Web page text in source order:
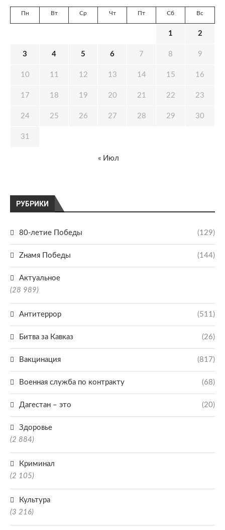
РУБРИКИ
80-летие Победы (129)
Zнамя Победы (144)
Актуальное
(28 989)
Антитеррор (511)
Битва за Кавказ (26)
Вакцинация (817)
Военная служба по контракту (68)
Дагестан – это (20)
Здоровье
(2 884)
Криминал
(2 105)
Культура
(3 216)
Пн Вт Ср Чт Пт Сб Вс
1 2
3 4 5 6 7 8 9
10 11 12 13 14 15 16
17 18 19 20 21 22 23
24 25 26 27 28 29 30
31
« Июл